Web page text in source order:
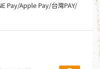
Pay/Apple Pay/台灣PAY/